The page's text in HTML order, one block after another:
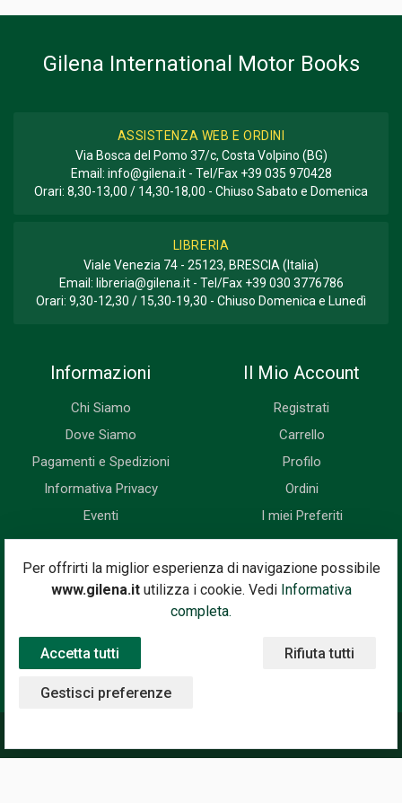
Per offrirti la miglior esperienza di navigazione possibile
www.gilena.itutilizza i cookie. Vedi Informativa
completa.
Accetta tutti Rifiuta tutti
Gestisci preferenze
Gilena International Motor Books
ASSISTENZA WEB E ORDINI
Via Bosca del Pomo 37/c, Costa Volpino (BG)
Email: info@gilena.it- Tel/Fax +39 035 970428
Orari: 8,30-13,00 / 14,30-18,00 - Chiuso Sabato e Domenica
LIBRERIA
Viale Venezia 74 - 25123, BRESCIA (Italia)
Email: libreria@gilena.it- Tel/Fax +39 030 3776786
Orari: 9,30-12,30 / 15,30-19,30 - Chiuso Domenica e Lunedì
Informazioni
Chi Siamo
Dove Siamo
Pagamenti e Spedizioni
Informativa Privacy
Eventi
Il Mio Account
Registrati
Carrello
Profilo
Ordini
I miei Preferiti
Newsletter
Iscriviti subito alla nostra newsletter. Riceverai prima di tutti le
novità, le offerte, i prossimi eventi...
Indirizzo Email
Iscriviti